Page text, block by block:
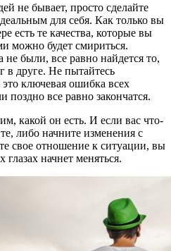
не бывает, просто сделайте
для себя. Как только вы
есть те качества, которые вы
можно будет смириться.
были, все равно найдется то,
в друге. Не пытайтесь
это ключевая ошибка всех
все равно закончатся.
какой он есть. И если вас что-
либо начните изменения с
свое отношение к ситуации, вы
начнет меняться.